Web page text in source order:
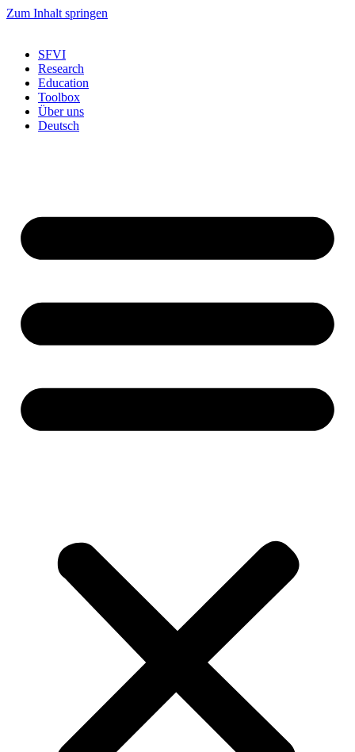
Zum Inhalt springen
SFVI
Research
Education
Toolbox
Über uns
Deutsch